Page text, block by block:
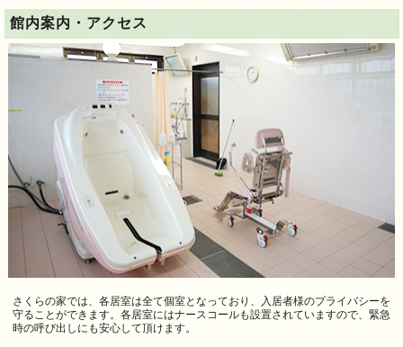
館内案内・アクセス
さくらの家では、各居室は全て個室となっており、入居者様のプライバシーを
守ることができます。各居室にはナースコールも設置されていますので、緊急
時の呼び出しにも安心して頂けます。